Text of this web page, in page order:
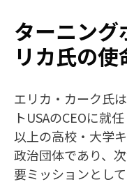
ターニング
リカ氏の使
エリカ・カーク氏
トUSAのCEOに就
以上の高校・大学
政治団体であり、
要ミッションとし